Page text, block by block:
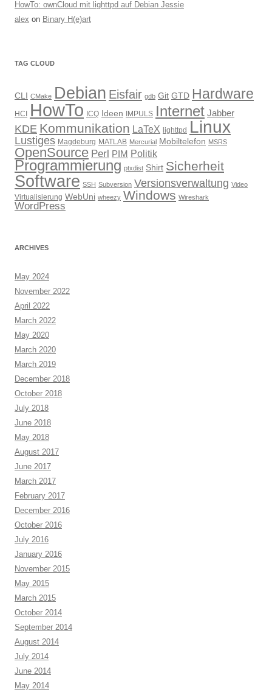
HowTo: ownCloud mit lighttpd auf Debian Jessie
alex on Binary H(e)art
TAG CLOUD
CLI CMake Debian Eisfair gdb Git GTD Hardware
HCI HowTo ICQ Ideen IMPULS Internet Jabber
KDE Kommunikation LaTeX lighttpd Linux
Lustiges Magdeburg MATLAB Mercurial Mobiltelefon MSRS
OpenSource Perl PIM Politik
Programmierung ptxdist Shirt Sicherheit
Software SSH Subversion Versionsverwaltung Video
Virtualisierung WebUni wheezy Windows Wireshark
WordPress
ARCHIVES
May 2024
November 2022
April 2022
March 2022
May 2020
March 2020
March 2019
December 2018
October 2018
July 2018
June 2018
May 2018
August 2017
June 2017
March 2017
February 2017
December 2016
October 2016
July 2016
January 2016
November 2015
May 2015
March 2015
October 2014
September 2014
August 2014
July 2014
June 2014
May 2014